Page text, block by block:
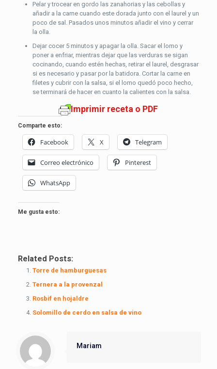
Pelar y trocear en gordo las zanahorias y las cebollas y
añadir a la carne cuando este dorada junto con el laurel y un
poco de sal. Pasados unos minutos añadir el vino y cerrar
la olla.
Dejar cocer 5 minutos y apagar la olla. Sacar el lomo y
poner a enfriar, mientras dejar que las verduras se sigan
cocinando, cuando estén hechas, retirar el laurel, desgrasar
si es necesario y pasar por la batidora. Cortar la carne en
filetes y cubrir con la salsa, si el lomo quedó poco hecho,
se terminará de hacer en cuanto la calientes con la salsa.
Imprimir receta o PDF
Comparte esto:
Facebook X Telegram
Correo electrónico Pinterest
WhatsApp
Me gusta esto:
Related Posts:
Torre de hamburguesas
Ternera a la provenzal
Rosbif en hojaldre
Solomillo de cerdo en salsa de vino
Mariam